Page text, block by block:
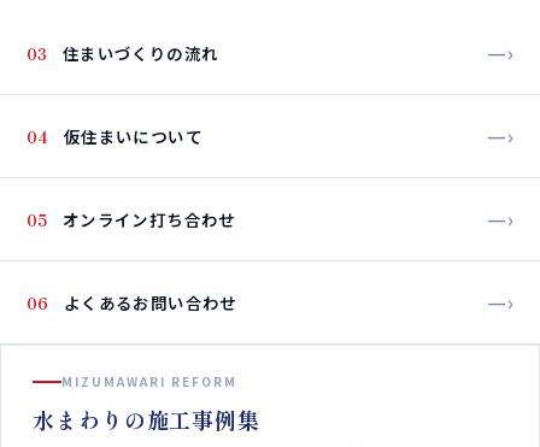
03 住まいづくりの流れ —›
04 仮住まいについて —›
05 オンライン打ち合わせ —›
06 よくあるお問い合わせ —›
MIZUMAWARI REFORM
水まわりの施工事例集